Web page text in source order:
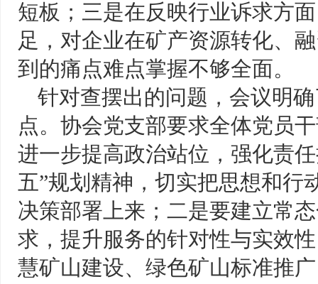
短板；三是在反映行业诉求方
足，对企业在矿产资源转化、
到的痛点难点掌握不够全面。
针对查摆出的问题，会议明
点。协会党支部要求全体党员
进一步提高政治站位，强化责
五”规划精神，切实把思想和行
决策部署上来；二是要建立常
求，提升服务的针对性与实效
慧矿山建设、绿色矿山标准推